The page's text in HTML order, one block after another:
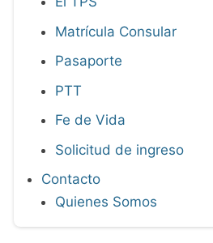
Matrícula Consular
Pasaporte
PTT
Fe de Vida
Solicitud de ingreso
Contacto
Quienes Somos